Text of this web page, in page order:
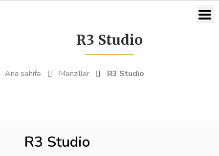
R3 Studio
Ana səhifə Mənzillər R3 Studio
R3 Studio